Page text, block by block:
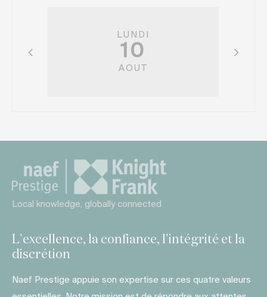
LUNDI
10
AOUT
Local knowledge, globally connected
L'excellence, la confiance, l'intégrité et la
discrétion
Naef Prestige appuie son expertise sur ces quatre valeurs